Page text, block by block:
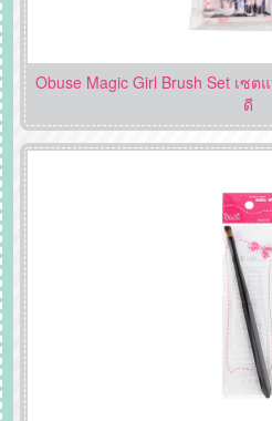
Obuse Magic Girl Brush Set เ
ดี